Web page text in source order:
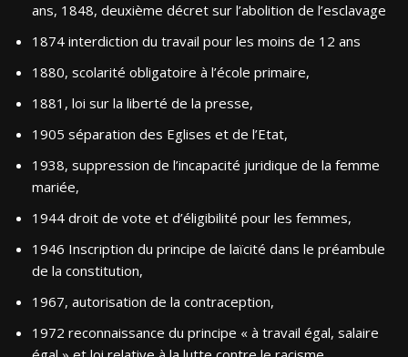
ans, 1848, deuxième décret sur l’abolition de l’esclavage
1874 interdiction du travail pour les moins de 12 ans
1880, scolarité obligatoire à l’école primaire,
1881, loi sur la liberté de la presse,
1905 séparation des Eglises et de l’Etat,
1938, suppression de l’incapacité juridique de la femme
mariée,
1944 droit de vote et d’éligibilité pour les femmes,
1946 Inscription du principe de laïcité dans le préambule
de la constitution,
1967, autorisation de la contraception,
1972 reconnaissance du principe « à travail égal, salaire